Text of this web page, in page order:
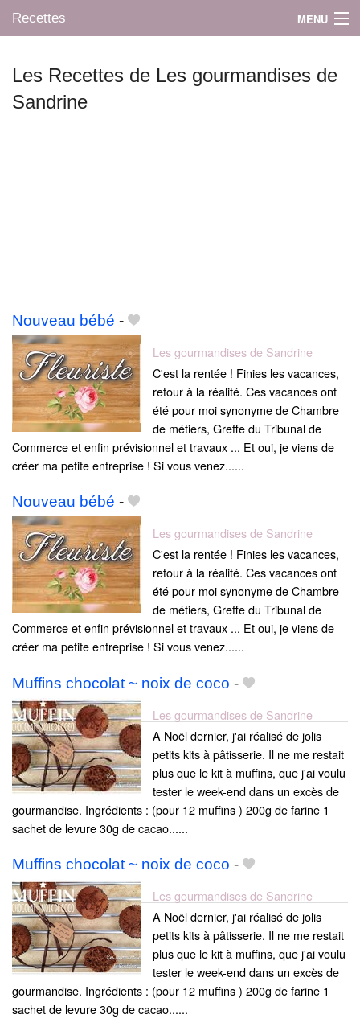
Recettes MENU
Mes blogs préférés
Les Recettes de Les gourmandises de
Sandrine
Nouveau bébé -
Les gourmandises de Sandrine
C'est la rentée ! Finies les vacances,
retour à la réalité. Ces vacances ont
été pour moi synonyme de Chambre
de métiers, Greffe du Tribunal de
Commerce et enfin prévisionnel et travaux ... Et oui, je viens de
créer ma petite entreprise ! Si vous venez......
Nouveau bébé -
Les gourmandises de Sandrine
C'est la rentée ! Finies les vacances,
retour à la réalité. Ces vacances ont
été pour moi synonyme de Chambre
de métiers, Greffe du Tribunal de
Commerce et enfin prévisionnel et travaux ... Et oui, je viens de
créer ma petite entreprise ! Si vous venez......
Muffins chocolat ~ noix de coco -
Les gourmandises de Sandrine
A Noël dernier, j'ai réalisé de jolis
petits kits à pâtisserie. Il ne me restait
plus que le kit à muffins, que j'ai voulu
tester le week-end dans un excès de
gourmandise. Ingrédients : (pour 12 muffins ) 200g de farine 1
sachet de levure 30g de cacao......
Muffins chocolat ~ noix de coco -
Les gourmandises de Sandrine
A Noël dernier, j'ai réalisé de jolis
petits kits à pâtisserie. Il ne me restait
plus que le kit à muffins, que j'ai voulu
tester le week-end dans un excès de
gourmandise. Ingrédients : (pour 12 muffins ) 200g de farine 1
sachet de levure 30g de cacao......